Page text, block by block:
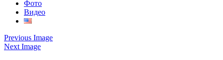
Фото
Видео
Previous Image
Next Image